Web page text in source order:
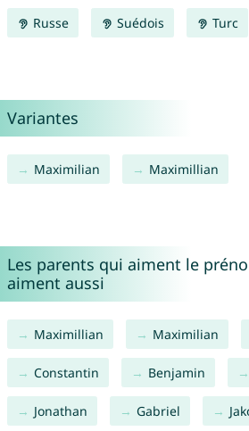
Russe Suédois Turc
Variantes
Maximilian Maximillian
Les parents qui aiment le
aiment aussi
Maximillian Maximilian
Constantin Benjamin
Jonathan Gabriel